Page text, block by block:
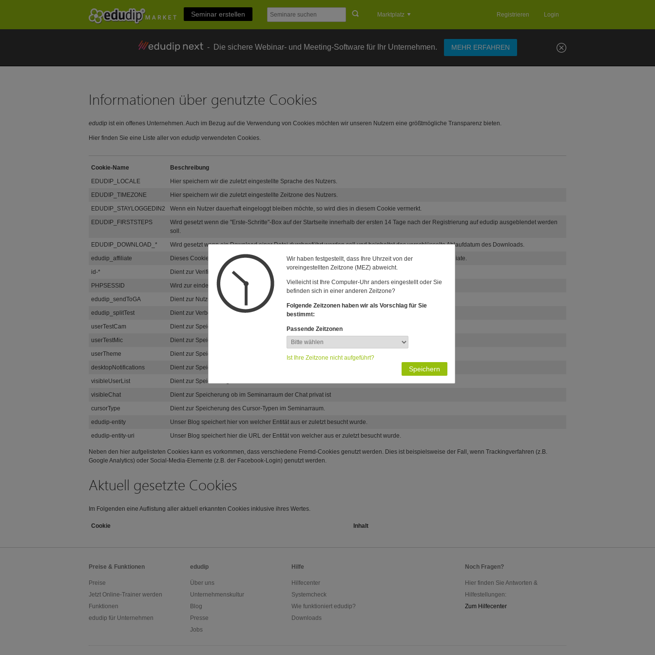
Seminar erstellen Marktplatz Registrieren Login
- Die sichere Webinar- und Meeting-Software für Ihr Unternehmen. MEHR ERFAHREN
Informationen über genutzte Cookies
edudip ist ein offenes Unternehmen. Auch im Bezug auf die Verwendung von Cookies möchten wir unseren Nutzern eine größtmögliche Transparenz bieten.
Hier finden Sie eine Liste aller von edudip verwendeten Cookies.
Cookie-Name
Beschreibung
EDUDIP_LOCALE
Hier speichern wir die zuletzt eingestellte Sprache des Nutzers.
EDUDIP_TIMEZONE
Hier speichern wir die zuletzt eingestellte Zeitzone des Nutzers.
EDUDIP_STAYLOGGEDIN2
Wenn ein Nutzer dauerhaft eingeloggt bleiben möchte, so wird dies in diesem Cookie vermerkt.
EDUDIP_FIRSTSTEPS
Wird gesetzt wenn die "Erste-Schritte"-Box auf der Startseite innerhalb der ersten 14 Tage nach der Registrierung auf edudip ausgeblendet werden
soll.
EDUDIP_DOWNLOAD_*
Wird gesetzt wenn ein Download einer Datei durchgeführt werden soll und beinhaltet das verschlüsselte Ablaufdatum des Downloads.
edudip_affiliate
Dieses Cookie wird nur auf www.edudip.market verwendet. Es dient zur Identifizierung eines Nutzers als Affiliate.
id-*
Dient zur Verifikation des Browsers beim automatischen Raumbesuch.
PHPSESSID
Wird zur eindeutigen Identifizierung eines eingeloggten Nutzers genutzt.
edudip_sendToGA
Dient zur Nutzungsanalyse.
edudip_splitTest
Dient zur Verbesserung unserer Webseite.
userTestCam
Dient zur Speicherung des ausgewählten Kamera.
userTestMic
Dient zur Speicherung des ausgewählten Mikrophons.
userTheme
Dient zur Speicherung des ausgewählten Seminarraum-Themes.
desktopNotifications
Dient zur Speicherung ob im Seminarraum Desktopbenachrichtigungen aktiviert sein sollen.
visibleUserList
Dient zur Speicherung ob im Seminarraum die Teilnehmerliste sichtbar ist
visibleChat
Dient zur Speicherung ob im Seminarraum der Chat privat ist
cursorType
Dient zur Speicherung des Cursor-Typen im Seminarraum.
edudip-entity
Unser Blog speichert hier von welcher Entität aus er zuletzt besucht wurde.
edudip-entity-uri
Unser Blog speichert hier die URL der Entität von welcher aus er zuletzt besucht wurde.
Neben den hier aufgelisteten Cookies kann es vorkommen, dass verschiedene Fremd-Cookies genutzt werden. Dies ist beispielsweise der Fall, wenn Trackingverfahren (z.B.
Google Analytics) oder Social-Media-Elemente (z.B. der Facebook-Login) genutzt werden.
Aktuell gesetzte Cookies
Im Folgenden eine Auflistung aller aktuell erkannten Cookies inklusive ihres Wertes.
Cookie Inhalt
Preise & Funktionen
Preise
Jetzt Online-Trainer werden
Funktionen
edudip für Unternehmen
edudip
Über uns
Unternehmenskultur
Blog
Presse
Jobs
Hilfe
Hilfecenter
Systemcheck
Wie funktioniert edudip?
Downloads
Noch Fragen?
Hier finden Sie Antworten &
Hilfestellungen:
Zum Hilfecenter
Wir haben festgestellt, dass Ihre Uhrzeit von der
voreingestellten Zeitzone (MEZ) abweicht.
Vielleicht ist Ihre Computer-Uhr anders eingestellt oder Sie
befinden sich in einer anderen Zeitzone?
Folgende Zeitzonen haben wir als Vorschlag für Sie
bestimmt:
Passende Zeitzonen
Ist Ihre Zeitzone nicht aufgeführt?
Speichern